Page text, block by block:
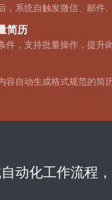
，系统自触发微信、邮件
简历
件，支持批量操作，提升
容自动生成格式规范的简
动化工作流程